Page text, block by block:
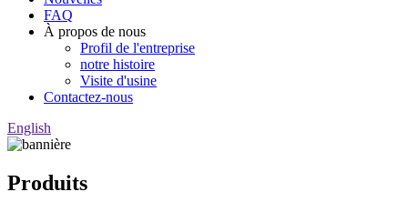
FAQ
À propos de nous
Profil de l'entreprise
notre histoire
Visite d'usine
Contactez-nous
English
Produits